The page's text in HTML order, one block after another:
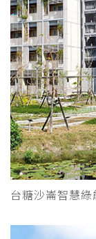
台糖沙崙智慧